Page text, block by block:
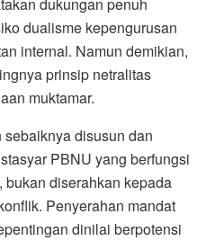
dukungan penuh
dualisme kepengurusan
internal. Namun demikian,
prinsip netralitas
muktamar.
disusun dan
PBNU yang berfungsi
diserahkan kepada
Penyerahan mandat
dinilai berpotensi